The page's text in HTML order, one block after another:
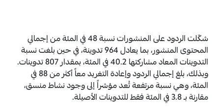
شكّلت الردود على المنشورات نسبة 48 في المئة من إجمالي
المحتوى المنشور، بما يعادل 964 تدوينة، في حين بلغت نسبة
التدوينات المعاد مشاركتها 40.2 في المئة، بمقدار 807 تدوينات.
وبذلك، بلغ إجمالي الردود وإعادة التغريد معاً أكثر من 88 في
المئة، وهي نسبة مرتفعة تُعد مؤشراً إلى وجود نشاط منسق،
مقارنة بـ 3.8 في المئة فقط للتدوينات الأصيلة.